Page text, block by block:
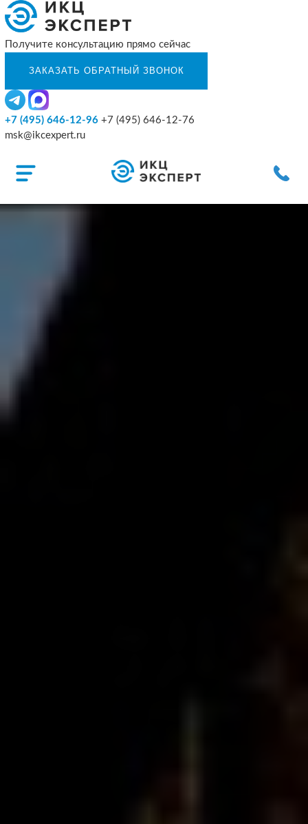
Получите консультацию прямо сейчас
+7 (495) 646-12-96 +7 (495) 646-12-76
msk@ikcexpert.ru